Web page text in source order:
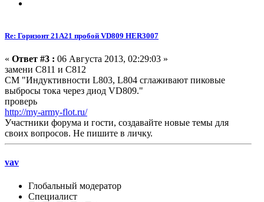
Re: Горизонт 21A21 пробой VD809 HER3007
« Ответ #3 : 06 Августа 2013, 02:29:03 »
замени C811 и C812
СМ "Индуктивности L803, L804 сглаживают пиковые
выбросы тока через диод VD809."
проверь
http://my-army-flot.ru/
Участники форума и гости, создавайте новые темы для
своих вопросов. Не пишите в личку.
vav
Глобальный модератор
Специалист